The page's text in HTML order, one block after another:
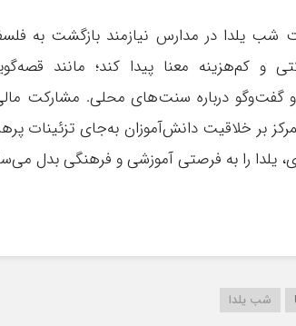
شب یلدا در مدارس نیازمند بازگشت به
و کم‌هزینه معنا پیدا کند؛ مانند
درباره سنت‌های محلی. مشارکت مالی
بر خلاقیت دانش‌آموزان به‌جای تزئینات
یلدا را به فرصتی آموزشی و فرهنگی بدل
شب یلدا